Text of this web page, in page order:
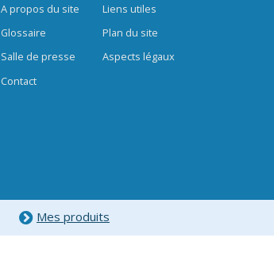
A propos du site
Glossaire
Salle de presse
Contact
Liens utiles
Plan du site
Aspects légaux
Mes produits